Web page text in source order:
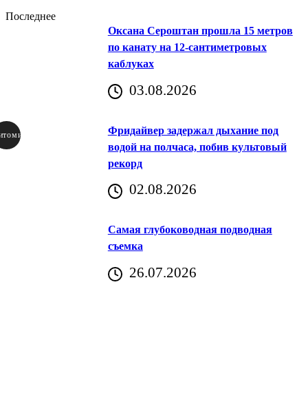
Последнее
Оксана Сероштан прошла 15 метров
по канату на 12-сантиметровых
каблуках
03.08.2026
Фридайвер задержал дыхание под
водой на полчаса, побив культовый
рекорд
02.08.2026
Самая глубоководная подводная
съемка
26.07.2026